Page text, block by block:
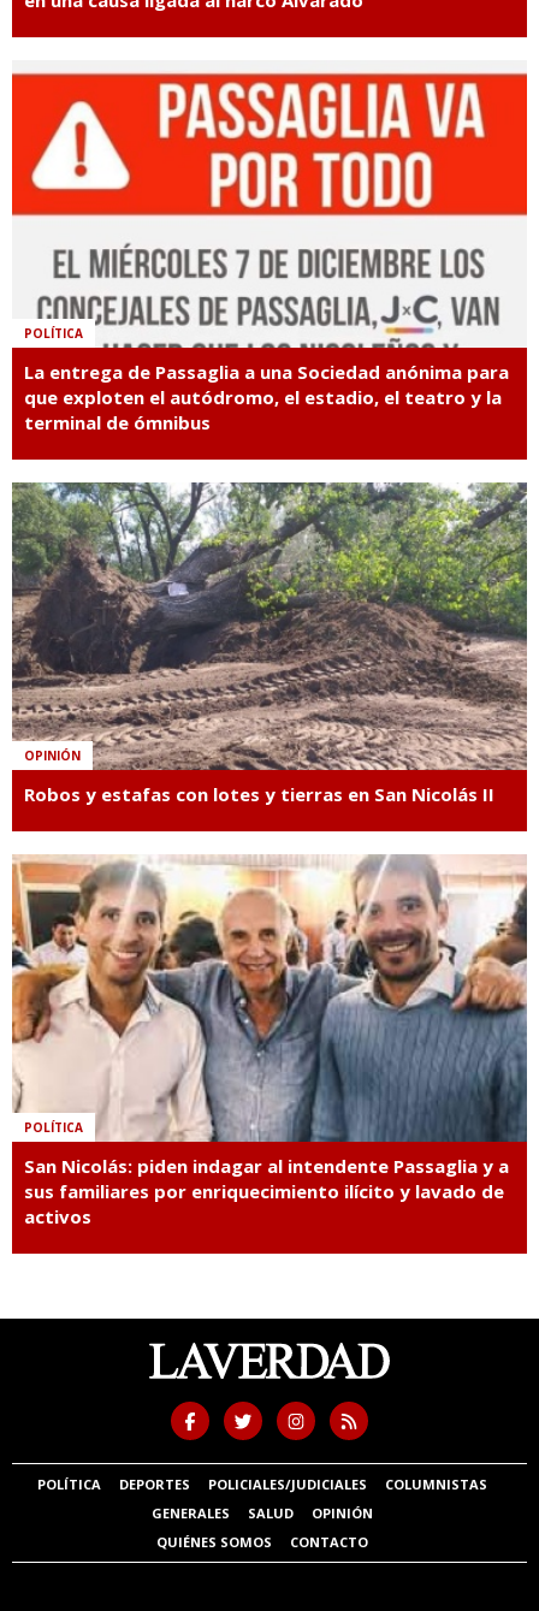
POLÍTICA
La entrega de Passaglia a una Sociedad anónima para
que exploten el autódromo, el estadio, el teatro y la
terminal de ómnibus
OPINIÓN
Robos y estafas con lotes y tierras en San Nicolás II
POLÍTICA
San Nicolás: piden indagar al intendente Passaglia y a
sus familiares por enriquecimiento ilícito y lavado de
activos
POLÍTICA DEPORTES POLICIALES/JUDICIALES
COLUMNISTAS
GENERALES
SALUD
OPINIÓN
QUIÉNES SOMOS
CONTACTO